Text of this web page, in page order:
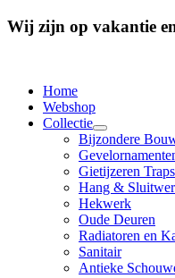
Wij zijn op vakantie
Home
Webshop
Collectie
Bijzondere
Gietijzeren
Hang &
Hekwerk
Oude Deuren
Radiatoren en
Sanitair
Antieke